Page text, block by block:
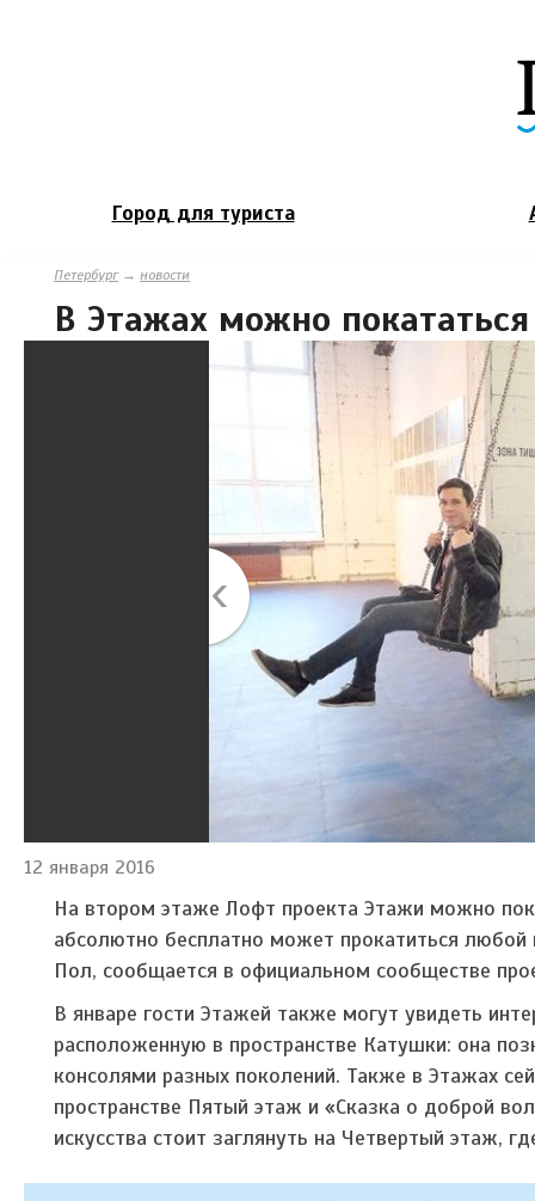
Город для туриста
Петербург→ новости
В Этажах можно
12 января 2016
На втором этаже Лофт проекта Этажи можно
абсолютно бесплатно может прокатиться любой
Пол, сообщается в официальном сообществе
В январе гости Этажей также могут увидеть
расположенную в пространстве Катушки: она
консолями разных поколений. Также в Этажах
пространстве Пятый этаж и «Сказка о доброй
искусства стоит заглянуть на Четвертый